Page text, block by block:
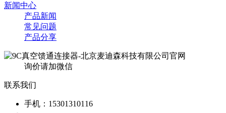
新闻中心
产品新闻
常见问题
产品分享
询价请加微信
联系我们
手机：15301310116